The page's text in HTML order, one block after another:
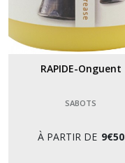
RAPIDE-Onguent
SABOTS
À PARTIR DE 9€50